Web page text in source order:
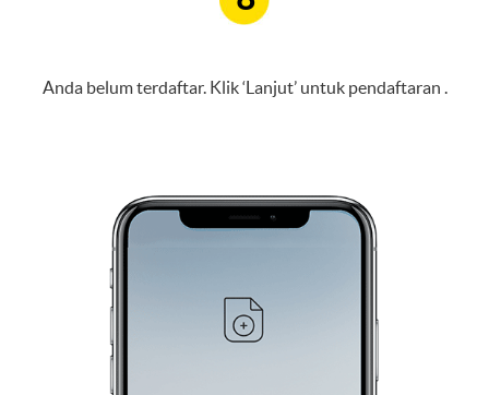
Anda belum terdaftar. Klik ‘Lanjut’ untuk pendaftaran .